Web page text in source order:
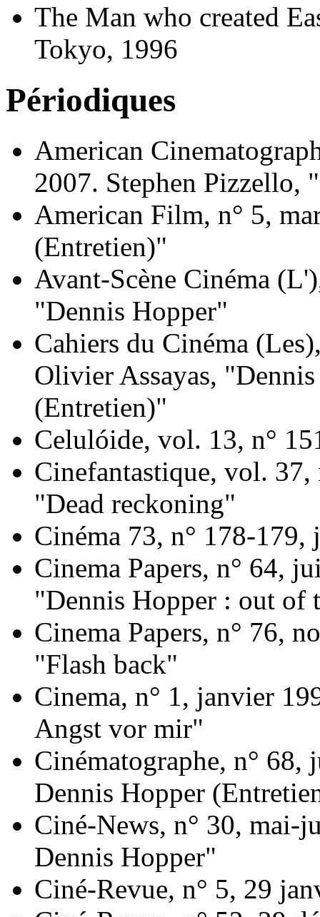
The Man who created
Tokyo, 1996
Périodiques
American
2007. Stephen
American Film, n° 5,
(Entretien)"
Avant-Scène Cinéma
"Dennis Hopper"
Cahiers du Cinéma
Olivier Assayas,
(Entretien)"
Celulóide, vol. 13, n°
Cinefantastique, vol.
"Dead reckoning"
Cinéma 73, n° 178-
Cinema Papers, n° 64,
"Dennis Hopper : out of
Cinema Papers, n° 76,
"Flash back"
Cinema, n° 1, janvier
Angst vor mir"
Cinématographe, n° 68,
Dennis Hopper
Ciné-News, n° 30, mai-
Dennis Hopper"
Ciné-Revue, n° 5, 29